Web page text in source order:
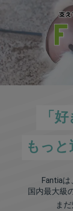
「好
もっ
Fantia
国内最大級
ま